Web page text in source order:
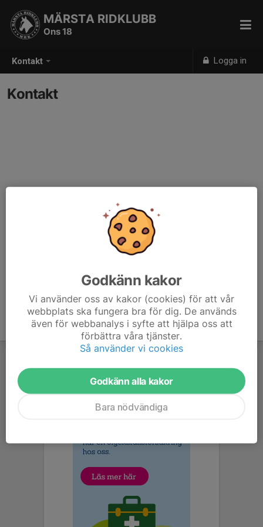
Kontakt Logga in
MÄRSTA RIDKLUBB
Ons 18
Kontakt
Godkänn kakor
Vi använder oss av kakor (cookies) för att vår
webbplats ska fungera bra för dig. De används
även för webbanalys i syfte att hjälpa oss att
förbättra våra tjänster.
Så använder vi cookies
Godkänn alla kakor
Bara nödvändiga